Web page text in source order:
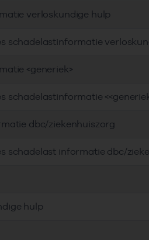
verloskundige hulp
schadelastinformatie
<generiek>
dbc/ziekenhuiszorg
schadelast informatie dbc/
hulp